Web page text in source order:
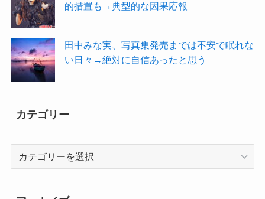
的措置も→典型的な因果応報
田中みな実、写真集発売までは不安で眠れな
い日々→絶対に自信あったと思う
カテゴリー
リ